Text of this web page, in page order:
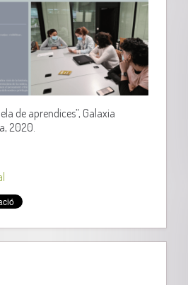
de aprendices”, Galaxia
2020.